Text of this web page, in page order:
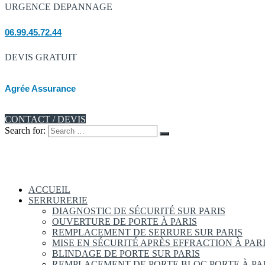
URGENCE DEPANNAGE
06.99.45.72.44
DEVIS GRATUIT
Agrée Assurance
CONTACT / DEVIS
Search for:
ACCUEIL
SERRURERIE
DIAGNOSTIC DE SÉCURITÉ SUR PARIS
OUVERTURE DE PORTE À PARIS
REMPLACEMENT DE SERRURE SUR PARIS
MISE EN SÉCURITÉ APRÈS EFFRACTION À
BLINDAGE DE PORTE SUR PARIS